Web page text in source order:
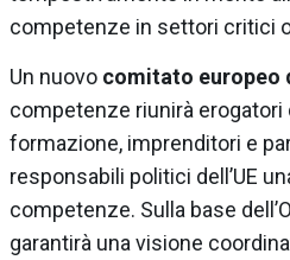
competenze in settori critici
Un nuovo comitato europeo
competenze riunirà erogatori
formazione, imprenditori e
responsabili politici dell’UE
competenze. Sulla base
garantirà una visione